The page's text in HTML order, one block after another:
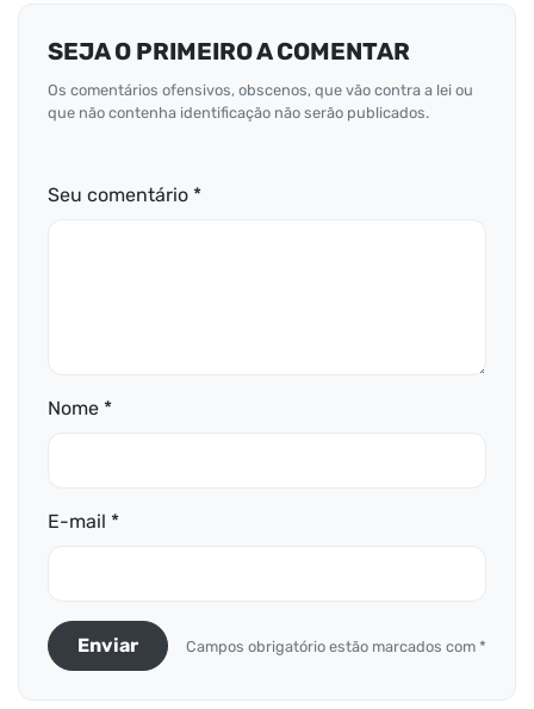
SEJA O PRIMEIRO A COMENTAR
Os comentários ofensivos, obscenos, que vão contra a lei ou
que não contenha identificação não serão publicados.
Seu comentário *
Nome *
E-mail *
Enviar Campos obrigatório estão marcados com *